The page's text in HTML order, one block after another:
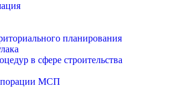
планирования
в сфере строительства
МСП